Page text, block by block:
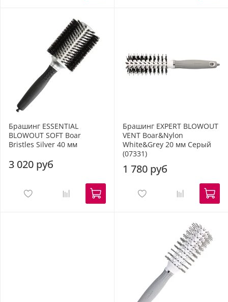
Брашинг ESSENTIAL
BLOWOUT SOFT Boar
Bristles Silver 40 мм
3 020 руб
Брашинг EXPERT BLOWOUT
VENT Boar&Nylon
White&Grey 20 мм Серый
(07331)
1 780 руб